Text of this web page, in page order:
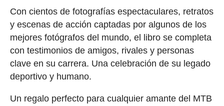
Con cientos de fotografías espectaculares, retratos
y escenas de acción captadas por algunos de los
mejores fotógrafos del mundo, el libro se completa
con testimonios de amigos, rivales y personas
clave en su carrera. Una celebración de su legado
deportivo y humano.
Un regalo perfecto para cualquier amante del MTB